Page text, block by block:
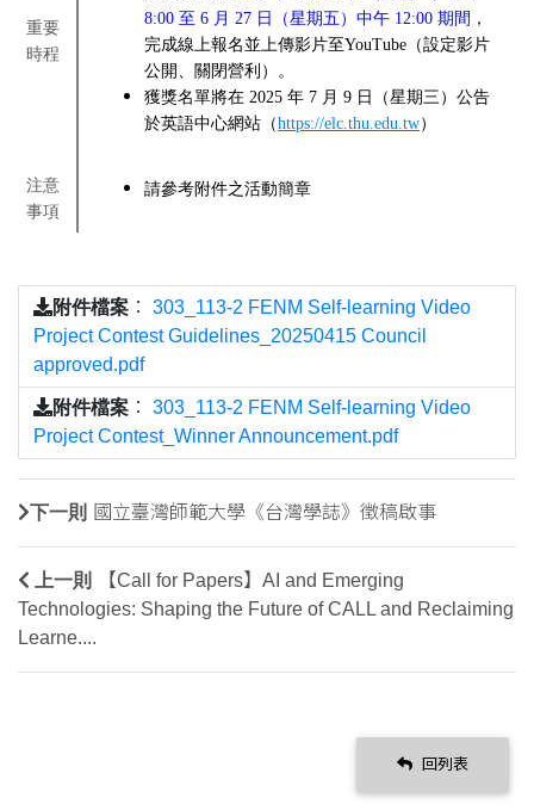
重要
時程
8:00 至 6 月 27 日（星期五）中午 12:00 期間 ，
完成線上報名並上傳影片至YouTube（設定影片
公開、關閉營利）。
獲獎名單將在 2025 年 7 月 9 日（星期三）公告
於英語中心網站（https://elc.thu.edu.tw）
注意
事項
請參考附件之活動簡章
附件檔案 ： 303_113-2 FENM Self-learning Video
Project Contest Guidelines_20250415 Council
approved.pdf
附件檔案 ： 303_113-2 FENM Self-learning Video
Project Contest_Winner Announcement.pdf
下一則 國立臺灣師範大學《台灣學誌》徵稿啟事
上一則
【Call for Papers】AI and Emerging
Technologies: Shaping the Future of CALL and Reclaiming
Learne....
回列表